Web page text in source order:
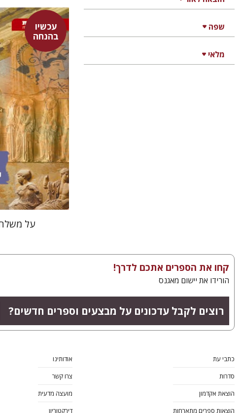
שפה
מלאי
עכשיו
בהנחה
דמוסתנס
זיוה כספי
עכשיו
$25
על
קחו את הספרים אתכם לדרך!
הורידו את יישום מאגנס
רוצים לקבל עדכונים על מבצעים וספרים חדשים?
כתבי עת
סדרות
הוצאת אקדמון
הוצאות ספרים מתארחות
אודותינו
צרו קשר
מועצה מדעית
דירקטוריון